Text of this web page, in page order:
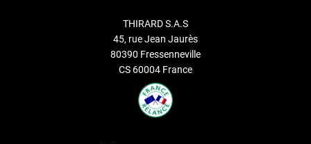
THIRARD S.A.S
45, rue Jean Jaurès
80390 Fressenneville
CS 60004 France